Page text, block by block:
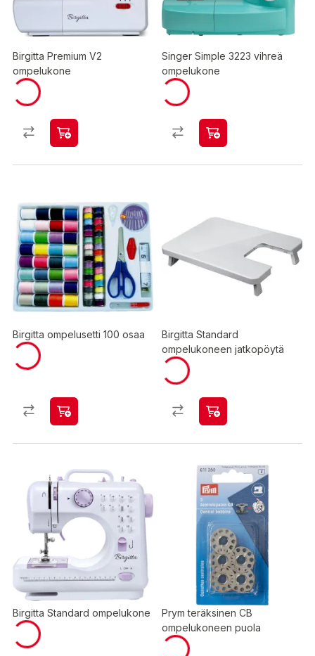
Birgitta Premium V2
ompelukone
Singer Simple 3223 vihreä
ompelukone
Birgitta ompelusetti 100 osaa
Birgitta Standard
ompelukoneen jatkopöytä
Birgitta Standard ompelukone
Prym teräksinen CB
ompelukoneen puola